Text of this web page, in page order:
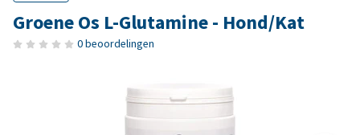
Groene Os L-Glutamine - Hond/Kat
0 beoordelingen